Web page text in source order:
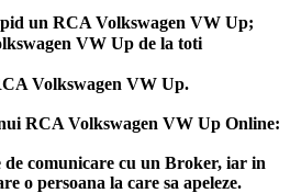
un RCA Volkswagen VW Up;
VW Up de la toti
Volkswagen VW Up.
RCA Volkswagen VW Up Online:
de comunicare cu un Broker, iar in
o persoana la care sa apeleze.